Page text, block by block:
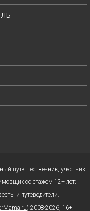
путешественник, участник
со стажем 12+ лет;
и путеводители.
2008-2026, 16+.